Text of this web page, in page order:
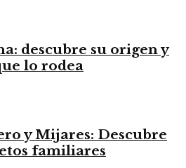
descubre su origen y
lo rodea
y Mijares: Descubre
familiares